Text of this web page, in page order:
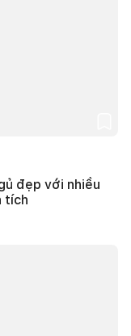
đẹp với nhiều
tích